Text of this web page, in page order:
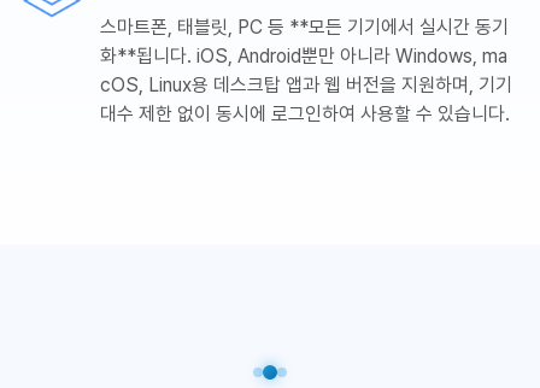
스마트폰, 태블릿, PC 등 **모든 기기에서 실시간 동기
화**됩니다. iOS, Android뿐만 아니라 Windows, ma
cOS, Linux용 데스크탑 앱과 웹 버전을 지원하며, 기기
대수 제한 없이 동시에 로그인하여 사용할 수 있습니다.